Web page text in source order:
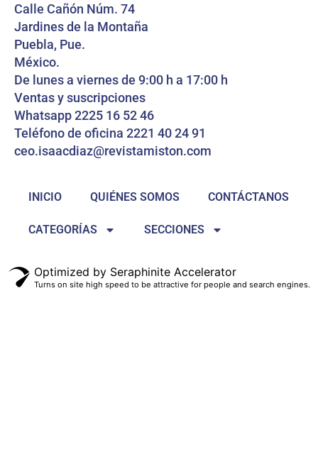
Calle Cañón Núm. 74
Jardines de la Montaña
Puebla, Pue.
México.
De lunes a viernes de 9:00 h a 17:00 h
Ventas y suscripciones
Whatsapp 2225 16 52 46
Teléfono de oficina 2221 40 24 91
ceo.isaacdiaz@revistamiston.com
INICIO QUIÉNES SOMOS CONTÁCTANOS
CATEGORÍAS SECCIONES
Optimized by Seraphinite Accelerator
Turns on site high speed to be attractive for people and search engines.